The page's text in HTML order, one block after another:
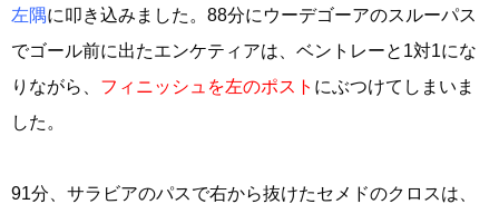
左隅に叩き込みました。88分にウーデゴーアのスルーパス
でゴール前に出たエンケティアは、ベントレーと1対1にな
りながら、 フィニッシュを左のポスト にぶつけてしまいま
した。
91分、サラビアのパスで右から抜けたセメドのクロスは、